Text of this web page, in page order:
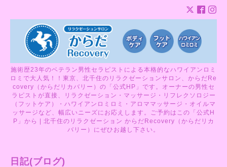
施術歴23年のベテラン男性セラピストによる本格的なハワイアンロミ
ロミで大人気！！東京、北千住のリラクゼーションサロン、からだRe
covery（からだリカバリー）の「公式HP」です。オーナーの男性セ
ラピストが直接、リラクゼーション・マッサージ・リフレクソロジー
（フットケア）・ハワイアンロミロミ・アロママッサージ・オイルマ
ッサージなど、幅広いニーズにお応えします。ご予約はこの「公式H
P」から | 北千住のリラクゼーション からだRecovery（からだリカ
バリー）にぜひお越し下さい。
日記(ブログ)